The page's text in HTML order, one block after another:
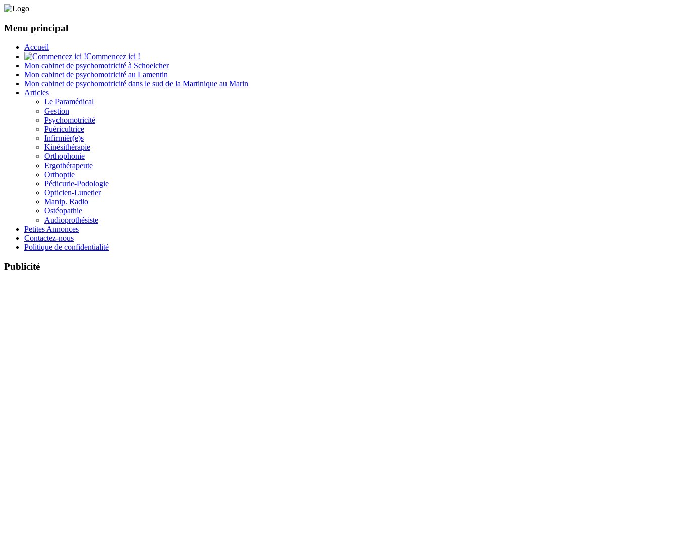
Menu principal
Accueil
Commencez ici !
Mon cabinet de psychomotricité à Schoelcher
Mon cabinet de psychomotricité au Lamentin
Mon cabinet de psychomotricité dans le sud de la Martinique au Marin
Articles
Le Paramédical
Gestion
Psychomotricité
Puéricultrice
Infirmièr(e)s
Kinésithérapie
Orthophonie
Ergothérapeute
Orthoptie
Pédicurie-Podologie
Opticien-Lunetier
Manip. Radio
Ostéopathie
Audioprothésiste
Petites Annonces
Contactez-nous
Politique de confidentialité
Publicité